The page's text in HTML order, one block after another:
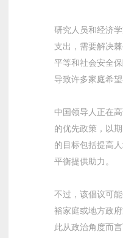
研究人员和经济
支出，需要解决
平等和社会安全
导致许多家庭希
中国领导人正在
的优先政策，以
的目标包括提高
平衡提供助力。
不过，该倡议可
裕家庭或地方政
此从政治角度而言